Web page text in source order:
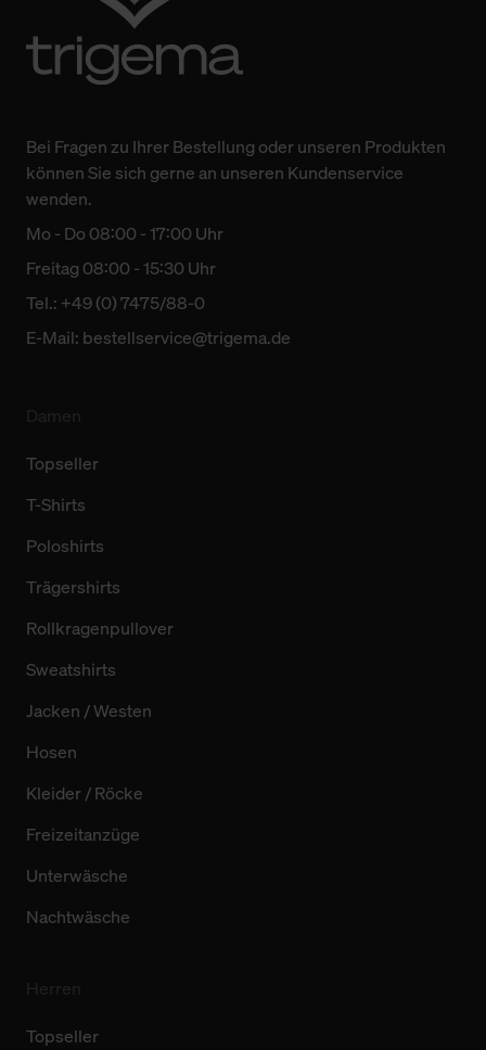
Bei Fragen zu Ihrer Bestellung oder unseren Produkten
können Sie sich gerne an unseren Kundenservice
wenden.
Mo - Do 08:00 - 17:00 Uhr
Freitag 08:00 - 15:30 Uhr
Tel.: +49 (0) 7475/88-0
E-Mail: bestellservice@trigema.de
Topseller
T-Shirts
Poloshirts
Trägershirts
Rollkragenpullover
Sweatshirts
Jacken / Westen
Hosen
Kleider / Röcke
Freizeitanzüge
Unterwäsche
Nachtwäsche
Topseller